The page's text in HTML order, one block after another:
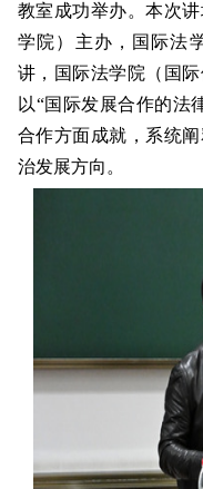
教室成功举办。本次
学院）主办，国际法
讲，国际法学院 （国
以“国际发展合作的法
合作方面成就，系统
治发展方向。